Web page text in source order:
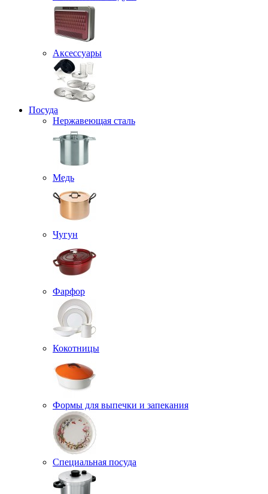
Аксессуары
Посуда
Нержавеющая сталь
Медь
Чугун
Фарфор
Кокотницы
Формы для выпечки и запекания
Специальная посуда